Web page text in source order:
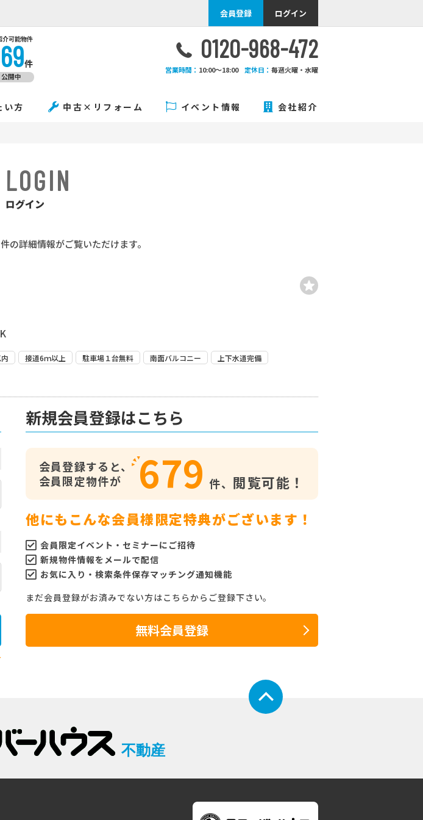
会員登録 ログイン
介可能物件
件
公開中
0120-968-472
営業時間： 10:00〜18:00 定休日： 毎週火曜・水曜
い方 中古×リフォーム イベント情報 会社紹介
LOGIN
ログイン
の詳細情報がご覧いただけます。
接道6ｍ以上 駐車場１台無料 南面バルコニー
上下水道完備
新規会員登録はこちら
会員登録すると、
会員限定物件が
679 件、 閲覧可能！
他にもこんな会員様限定特典がございます！
会員限定イベント・セミナーにご招待
新規物件情報をメールで配信
お気に入り・検索条件保存マッチング通知機能
まだ会員登録がお済みでない方はこちらからご登録下さい。
無料会員登録
不動産